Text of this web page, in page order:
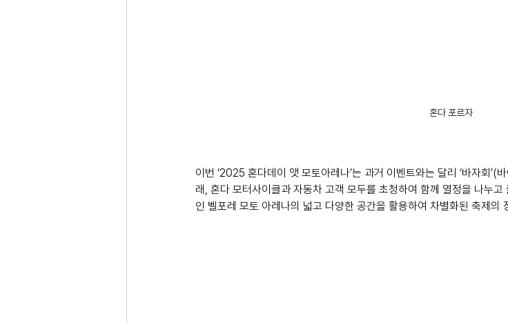
혼다 포르자
이번 ‘2025 혼다데이 앳 모토아레나’는 과거 이벤트와는 달리 ‘바자회’(
래, 혼다 모터사이클과 자동차 고객 모두를 초청하여 함께 열정을 나누
인 벨포레 모토 아레나의 넓고 다양한 공간을 활용하여 차별화된 축제의